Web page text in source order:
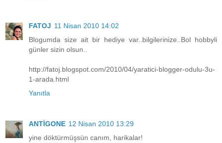
FATOJ 11 Nisan 2010 14:02
Blogumda size ait bir hediye var..bilgilerinize..Bol hobbyli
günler sizin olsun..
http://fatoj.blogspot.com/2010/04/yaratici-blogger-odulu-3u-
1-arada.html
Yanıtla
ANTİGONE 12 Nisan 2010 13:29
yine döktürmüşsün canım, harikalar!